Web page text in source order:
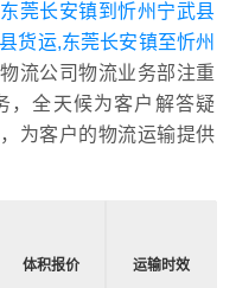
东莞长安镇到忻州宁武县
货运,东莞长安镇至忻州
流公司物流业务部注重
，全天候为客户解答疑
为客户的物流运输提供
体积报价 运输时效